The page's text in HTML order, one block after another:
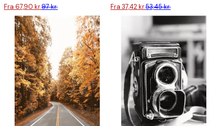
Fra 67,90 kr.97 kr. Fra 37,42 kr.53,45 kr.